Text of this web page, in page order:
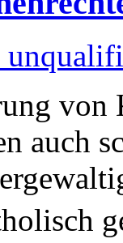
von
auch